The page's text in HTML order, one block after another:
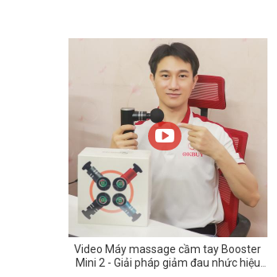
Video Máy massage cầm tay Booster
Mini 2 - Giải pháp giảm đau nhức hiệu